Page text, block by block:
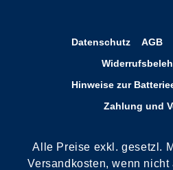
Datenschutz AGB
Hinweise zur
Zahlung und
Alle Preise exkl. gesetzl.
Versandkosten, wenn